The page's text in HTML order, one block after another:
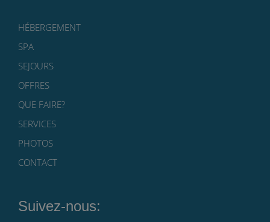
HÉBERGEMENT
SPA
SEJOURS
OFFRES
QUE FAIRE?
SERVICES
PHOTOS
CONTACT
Suivez-nous: